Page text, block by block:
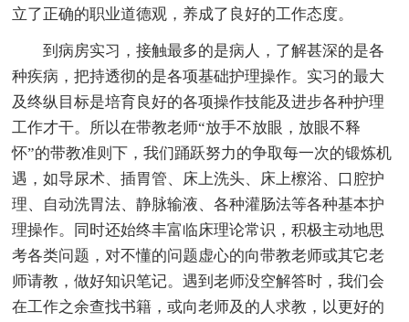
立了正确的职业道德观，养成了良好的工作态度。
到病房实习，接触最多的是病人，了解甚深的是各
种疾病，把持透彻的是各项基础护理操作。实习的最大
及终纵目标是培育良好的各项操作技能及进步各种护理
工作才干。所以在带教老师“放手不放眼，放眼不释
怀”的带教准则下，我们踊跃努力的争取每一次的锻炼机
遇，如导尿术、插胃管、床上洗头、床上檫浴、口腔护
理、自动洗胃法、静脉输液、各种灌肠法等各种基本护
理操作。同时还始终丰富临床理论常识，积极主动地思
考各类问题，对不懂的问题虚心的向带教老师或其它老
师请教，做好知识笔记。遇到老师没空解答时，我们会
在工作之余查找书籍，或向老师及的人求教，以更好的